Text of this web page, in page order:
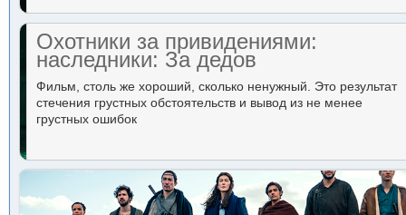
Охотники за привидениями:
наследники: За дедов
Фильм, столь же хороший, сколько ненужный. Это результат
стечения грустных обстоятельств и вывод из не менее
грустных ошибок